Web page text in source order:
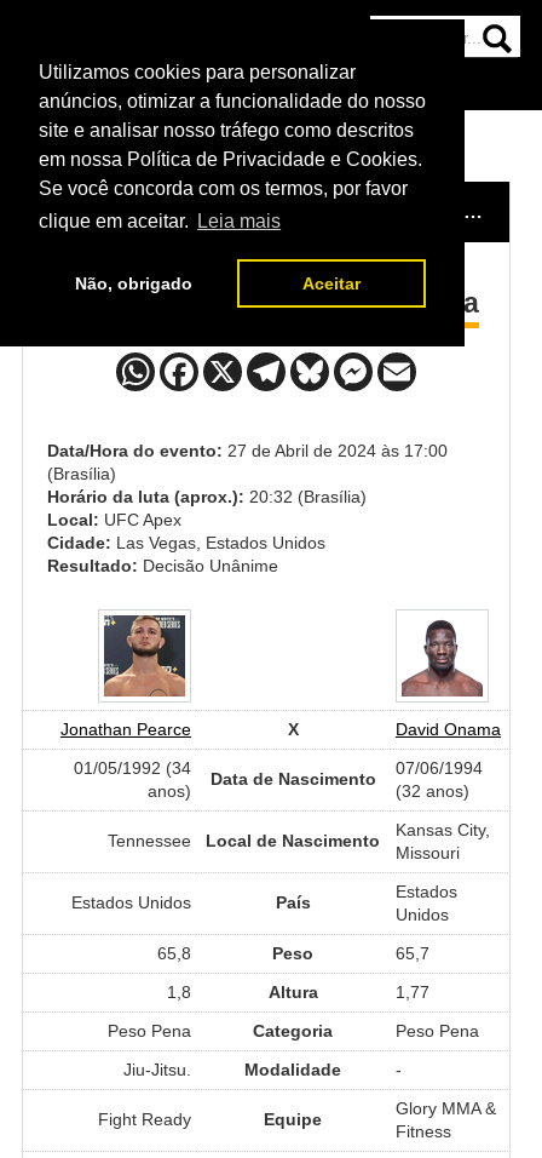
Utilizamos cookies para personalizar
anúncios, otimizar a funcionalidade do nosso
site e analisar nosso tráfego como descritos
em nossa Política de Privacidade e Cookies.
Se você concorda com os termos, por favor
clique em aceitar.
Leia mais
Não, obrigado Aceitar
NOTÍCIAS
HOME EVENTO / UFC VEGAS 91: NICOLAU X PEREZ
Jonathan Pearce x David Onama
Data/Hora do evento: 27 de Abril de 2024 às 17:00
(Brasília)
Horário da luta (aprox.): 20:32 (Brasília)
Local: UFC Apex
Cidade: Las Vegas, Estados Unidos
Resultado: Decisão Unânime
Jonathan Pearce X
David Onama
01/05/1992 (34
anos)
Data de Nascimento
07/06/1994
(32 anos)
Tennessee Local de Nascimento
Kansas City,
Missouri
Estados Unidos País
Estados
Unidos
65,8
Peso
65,7
1,8
Altura
1,77
Peso Pena
Categoria
Peso Pena
Jiu-Jitsu.
Modalidade -
Fight Ready Equipe
Glory MMA &
Fitness